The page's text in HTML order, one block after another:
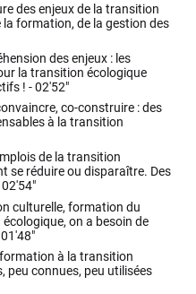
des enjeux de la transition
formation, de la gestion des
des enjeux : les
la transition écologique
! -02'52"
co-construire : des
à la transition
de la transition
se réduire ou disparaître. Des
02'54"
culturelle, formation du
on a besoin de
01'48"
à la transition
peu connues, peu utilisées